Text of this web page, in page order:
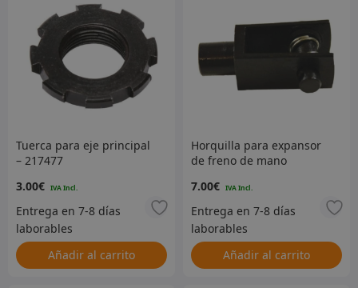
Tuerca para eje principal
– 217477
3.00€
Añadir al carrito
Horquilla para expansor
de freno de mano
7.00€
Añadir al carrito